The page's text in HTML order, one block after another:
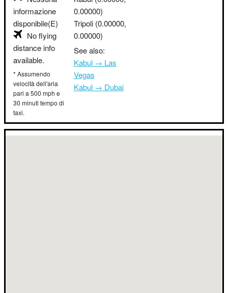
informazione
disponibile(E)
No flying
distance info
available.
* Assumendo
velocità dell'aria
pari a 500 mph e
30 minuti tempo di
taxi.
0.00000)
Tripoli (0.00000,
0.00000)
See also:
Kabul → Las
Vegas
Kabul → Dubai